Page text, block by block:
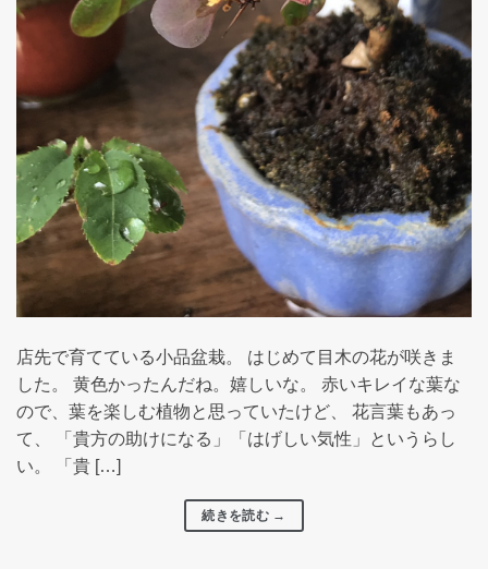
店先で育てている小品盆栽。 はじめて目木の花が咲きま
した。 黄色かったんだね。嬉しいな。 赤いキレイな葉な
ので、葉を楽しむ植物と思っていたけど、 花言葉もあっ
て、 「貴方の助けになる」「はげしい気性」というらし
い。 「貴 […]
続きを読む →